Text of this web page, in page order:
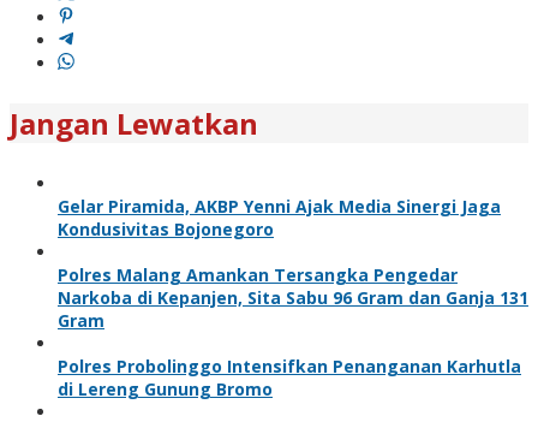
Jangan Lewatkan
Gelar Piramida, AKBP Yenni Ajak Media Sinergi Jaga
Kondusivitas Bojonegoro
Polres Malang Amankan Tersangka Pengedar
Narkoba di Kepanjen, Sita Sabu 96 Gram dan Ganja 131
Gram
Polres Probolinggo Intensifkan Penanganan Karhutla
di Lereng Gunung Bromo